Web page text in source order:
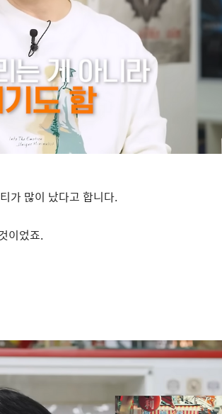
가 많이 났다고 합니다.
이었죠.